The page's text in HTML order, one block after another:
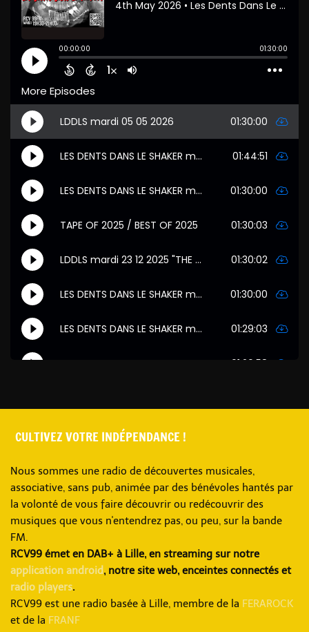
CULTIVEZ VOTRE INDÉPENDANCE !
Nous sommes une radio de découvertes musicales,
associative, sans pub, animée par des bénévoles hantés par
la volonté de vous faire découvrir ou redécouvrir des
musiques que vous n'entendrez pas, ou peu, sur la bande
FM.
RCV99 émet en DAB+ à Lille, en streaming sur notre
application android, notre site web, enceintes connectés et
radio players.
RCV99 est une radio basée à Lille, membre de la FERAROCK
et de la FRANF